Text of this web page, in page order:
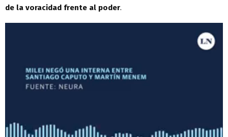
de la voracidad frente al poder.